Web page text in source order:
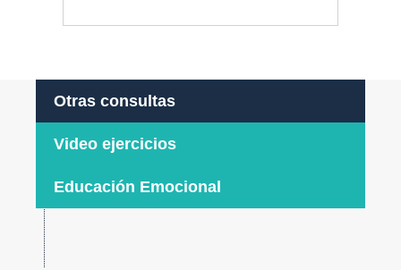
Otras consultas
Video ejercicios
Educación Emocional